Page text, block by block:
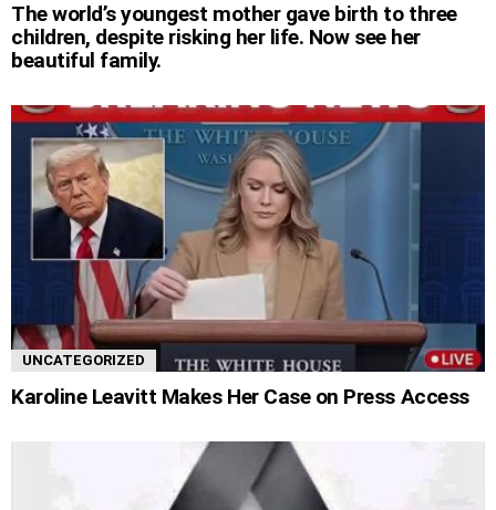
The world’s youngest mother gave birth to three
children, despite risking her life. Now see her
beautiful family.
UNCATEGORIZED
Karoline Leavitt Makes Her Case on Press Access